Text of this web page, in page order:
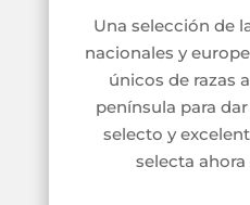
Una selección de
nacionales y
únicos de razas
península para
selecto y
selecta